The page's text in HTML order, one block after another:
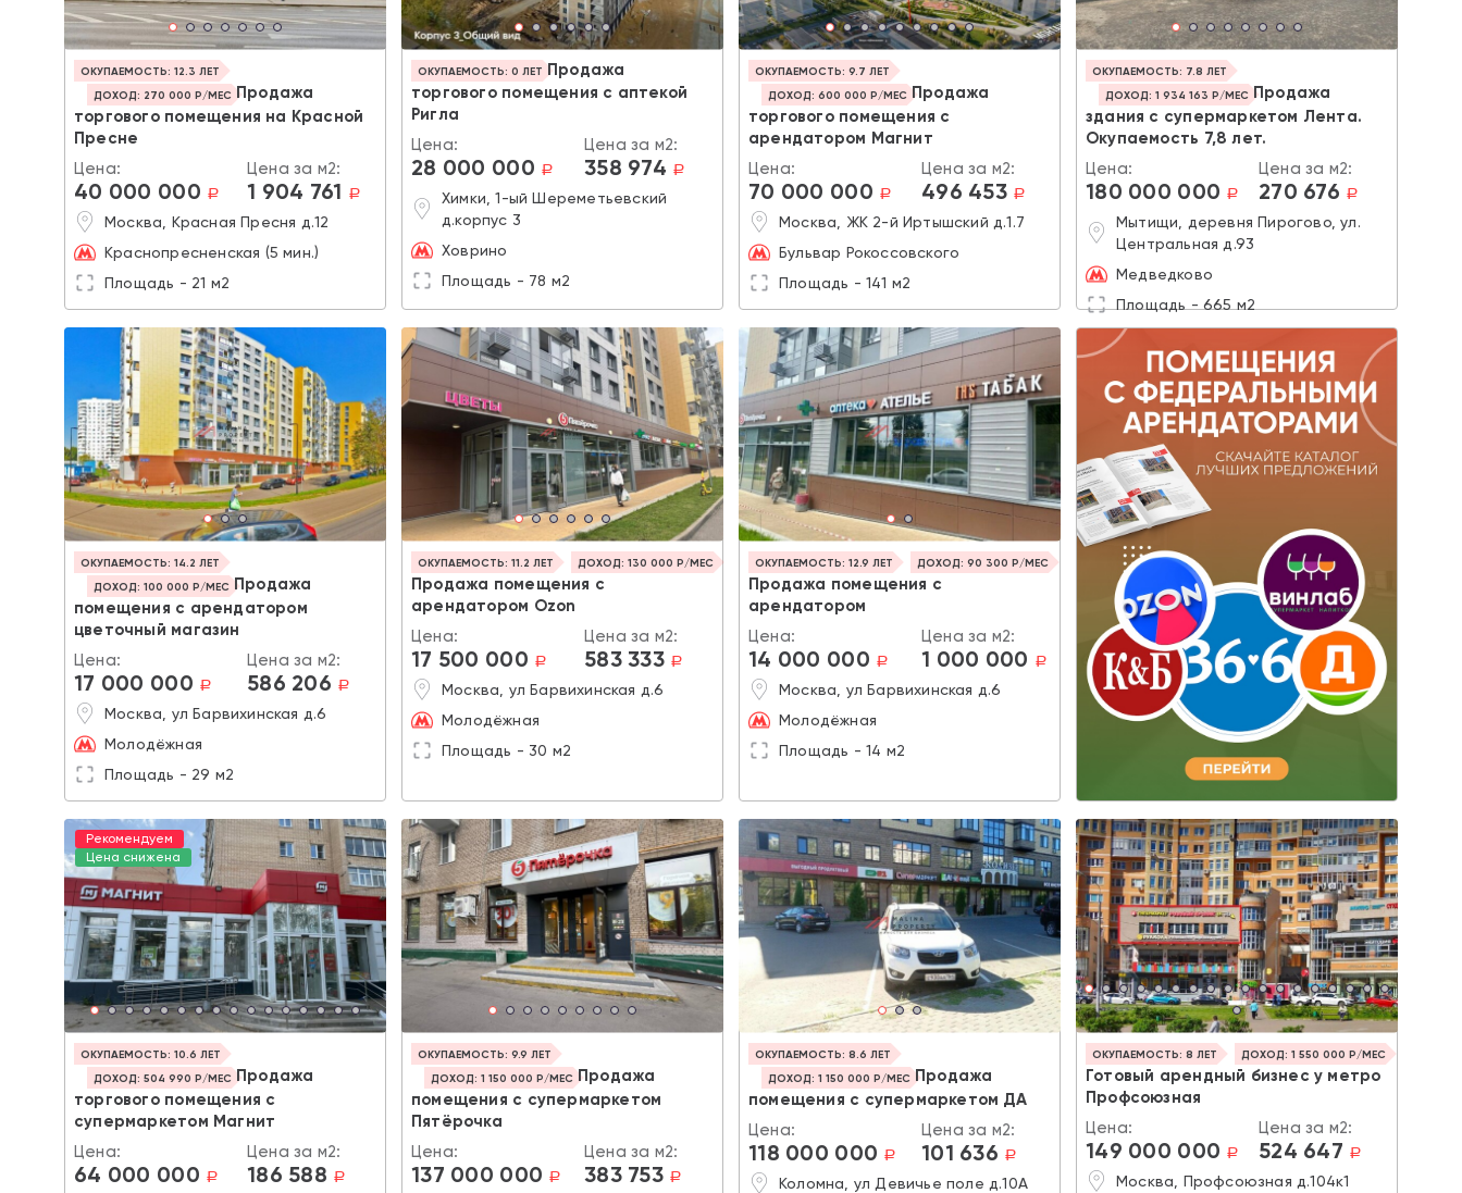
ОКУПАЕМОСТЬ: 12.3 ЛЕТ
ДОХОД: 270 000 Р/МЕС Продажа
торгового помещения на Красной
Пресне
Цена:
40 000 000 a
Цена за м2:
1 904 761 a
Москва, Красная Пресня д.12
Краснопресненская (5 мин.)
Площадь - 21 м2
ОКУПАЕМОСТЬ: 0 ЛЕТ Продажа
торгового помещения с аптекой
Ригла
Цена:
28 000 000 a
Цена за м2:
358 974 a
Химки, 1-ый Шереметьевский
д.корпус 3
Ховрино
Площадь - 78 м2
ОКУПАЕМОСТЬ: 9.7 ЛЕТ
ДОХОД: 600 000 Р/МЕС Продажа
торгового помещения с
арендатором Магнит
Цена:
70 000 000 a
Цена за м2:
496 453 a
Москва, ЖК 2-й Иртышский д.1.7
Бульвар Рокоссовского
Площадь - 141 м2
ОКУПАЕМОСТЬ: 7.8 ЛЕТ
ДОХОД: 1 934 163 Р/МЕС Продажа
здания с супермаркетом Лента.
Окупаемость 7,8 лет.
Цена:
180 000 000 a
Цена за м2:
270 676 a
Мытищи, деревня Пирогово, ул.
Центральная д.93
Медведково
Площадь - 665 м2
ОКУПАЕМОСТЬ: 14.2 ЛЕТ
ДОХОД: 100 000 Р/МЕС Продажа
помещения с арендатором
цветочный магазин
Цена:
17 000 000 a
Цена за м2:
586 206 a
Москва, ул Барвихинская д.6
Молодёжная
Площадь - 29 м2
ОКУПАЕМОСТЬ: 11.2 ЛЕТ ДОХОД: 130 000 Р/МЕС
Продажа помещения с
арендатором Ozon
Цена:
17 500 000 a
Цена за м2:
583 333 a
Москва, ул Барвихинская д.6
Молодёжная
Площадь - 30 м2
ОКУПАЕМОСТЬ: 12.9 ЛЕТ ДОХОД: 90 300 Р/МЕС
Продажа помещения с
арендатором
Цена:
14 000 000 a
Цена за м2:
1 000 000 a
Москва, ул Барвихинская д.6
Молодёжная
Площадь - 14 м2
Рекомендуем
Цена снижена
ОКУПАЕМОСТЬ: 10.6 ЛЕТ
ДОХОД: 504 990 Р/МЕС Продажа
торгового помещения с
супермаркетом Магнит
Цена:
64 000 000 a
Цена за м2:
186 588 a
ОКУПАЕМОСТЬ: 9.9 ЛЕТ
ДОХОД: 1 150 000 Р/МЕС Продажа
помещения с супермаркетом
Пятёрочка
Цена:
137 000 000 a
Цена за м2:
383 753 a
ОКУПАЕМОСТЬ: 8.6 ЛЕТ
ДОХОД: 1 150 000 Р/МЕС Продажа
помещения с супермаркетом ДА
Цена:
118 000 000 a
Цена за м2:
101 636 a
Коломна, ул Девичье поле д.10А
ОКУПАЕМОСТЬ: 8 ЛЕТ ДОХОД: 1 550 000 Р/МЕС
Готовый арендный бизнес у метро
Профсоюзная
Цена:
149 000 000 a
Цена за м2:
524 647 a
Москва, Профсоюзная д.104к1